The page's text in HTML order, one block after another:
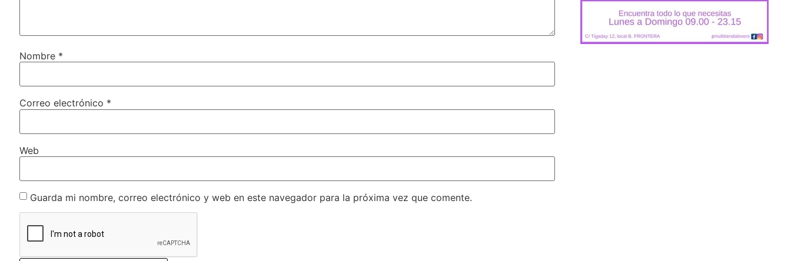
Nombre *
Correo electrónico *
Web
Guarda mi nombre, correo electrónico y web en este navegador para la próxima vez que comente.